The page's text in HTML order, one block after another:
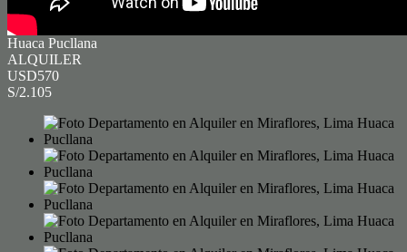
Huaca Pucllana
ALQUILER
USD570
S/2.105